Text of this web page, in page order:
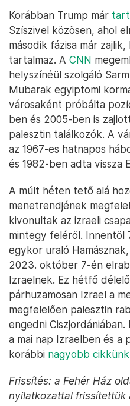
Korábban Trump már
Szíszivel közösen, ahol
második fázisa már
tartalmaz. A CNN
helyszínéül szolgáló
Mubarak egyiptomi
városaként próbálta
ben és 2005-ben is
palesztin találkozók. A
az 1967-es hatnapos
és 1982-ben adta vissza
A múlt héten tető alá
menetrendjének
kivonultak az izraeli
mintegy feléről. Innentől
egykor uraló
2023. október 7-én
Izraelnek. Ez hétfő
párhuzamosan Izrael a
megfelelően palesztin
engedni
a mai nap Izraelben és
korábbi nagyobb
Frissítés: a Fehér Ház
nyilatkozattal frissítettük